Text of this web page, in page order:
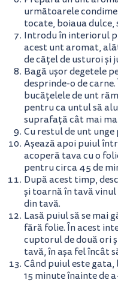
următoarele
tocate, boiaua dulce,
Introdu în interiorul
acest unt aromat,
de cățel de usturoi și
Bagă ușor degetele
desprinde-o de
bucățelele de unt
pentru ca untul să
suprafață cât mai
Cu restul de unt
Așează apoi puiul
acoperă tava cu o
pentru circa 45 de
După acest timp,
și toarnă în tavă
din tavă.
Lasă puiul să se mai
fără folie. În acest
cuptorul de două ori
tavă, în așa fel încât
Când puiul este gata,
15 minute înainte de